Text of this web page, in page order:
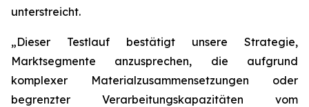
unterstreicht.
„Dieser Testlauf bestätigt unsere Strategie,
Marktsegmente anzusprechen, die aufgrund
komplexer Materialzusammensetzungen oder
begrenzter Verarbeitungskapazitäten vom